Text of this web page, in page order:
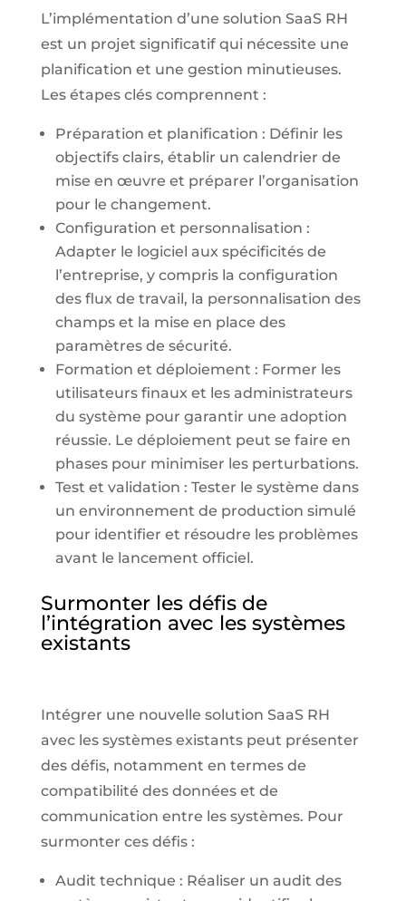
L’implémentation d’une solution SaaS RH
est un projet significatif qui nécessite une
planification et une gestion minutieuses.
Les étapes clés comprennent :
Préparation et planification : Définir les
objectifs clairs, établir un calendrier de
mise en œuvre et préparer l’organisation
pour le changement.
Configuration et personnalisation :
Adapter le logiciel aux spécificités de
l’entreprise, y compris la configuration
des flux de travail, la personnalisation des
champs et la mise en place des
paramètres de sécurité.
Formation et déploiement : Former les
utilisateurs finaux et les administrateurs
du système pour garantir une adoption
réussie. Le déploiement peut se faire en
phases pour minimiser les perturbations.
Test et validation : Tester le système dans
un environnement de production simulé
pour identifier et résoudre les problèmes
avant le lancement officiel.
Surmonter les défis de
l’intégration avec les systèmes
existants
Intégrer une nouvelle solution SaaS RH
avec les systèmes existants peut présenter
des défis, notamment en termes de
compatibilité des données et de
communication entre les systèmes. Pour
surmonter ces défis :
Audit technique : Réaliser un audit des